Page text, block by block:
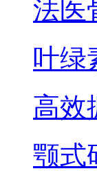
法医
叶绿
高效
颚式